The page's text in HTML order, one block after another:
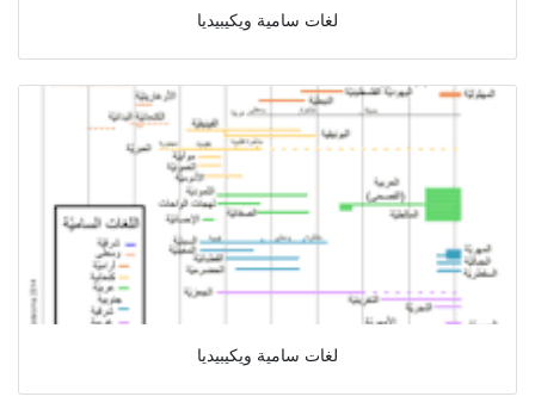
لغات سامية ويكيبيديا
لغات سامية ويكيبيديا